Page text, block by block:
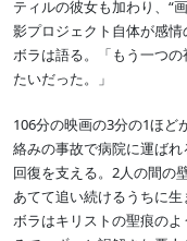
ティルの彼女も加わり、“
影プロジェクト自体が感
ボラは語る。「もう一つ
たいだった。」
106分の映画の3分の1ほど
絡みの事故で病院に運ば
回復を支える。2人の間の
あてて追い続けるうちに
ボラはキリストの聖痕の